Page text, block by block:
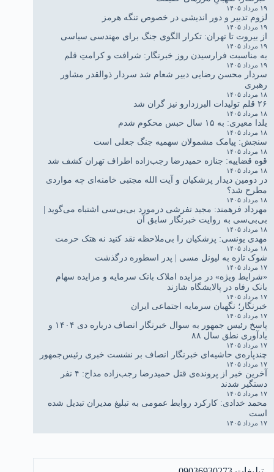
۱۹ مرداد ۱۴۰۵
لزوم تدبیر و دور اندیشی در خصوص تنگه هرمز
۱۹ مرداد ۱۴۰۵
از بیروت تا تهران: تکرار الگوی جنگ برای مهندسی سیاسی
۱۹ مرداد ۱۴۰۵
به مناسبت فرارسیدن روز خبرنگار: شرافت و کرامتِ قلم
۱۹ مرداد ۱۴۰۵
سردار محسن رضایی دبیر شعام شد سردار ذوالقدر مشاور
رهبری
۱۸ مرداد ۱۴۰۵
۲۶ قلم تولیدات البرزدارو نیز گران شد
۱۸ مرداد ۱۴۰۵
یلدا معیری: به ۱۵ سال حبس محکوم شدم
۱۸ مرداد ۱۴۰۵
سنجش: پیامک مشمولان سهمیه جنگ جعلی است
۱۸ مرداد ۱۴۰۵
قوه قضاییه: جنازه حمیدرضا رجب‌زاده اطراف تهران کشف شد
۱۸ مرداد ۱۴۰۵
در دومین دیدار پزشکیان و آیت الله مجتبی خامنه‌ای چه مواردی
مطرح شد؟
۱۸ مرداد ۱۴۰۵
مهرداد فرهمند: مجید تفرشی درمورد بی‌بی‌سی اشتباه می‌گوید |
بی‌بی‌سی به روایت خبرنگار سابق آن
۱۸ مرداد ۱۴۰۵
مهدی یونسی: پزشکیان را بی‌ملاحظه نقد کنید نه هتک حرمت
۱۸ مرداد ۱۴۰۵
شوک تازه به لیونل مسی | پدر اسطوره درگذشت
۱۷ مرداد ۱۴۰۵
«شرایط ویژه» در مزایده املاک بانک سرمایه و مزایده سهام
بانک رفاه در پالایشگاه شازند
۱۷ مرداد ۱۴۰۵
خبرنگار؛ نگهبان سرمایه اجتماعی ایران
۱۷ مرداد ۱۴۰۵
پاسخ رئیس جمهور به سوال خبرنگار انصاف درباره دی ۱۴۰۴ و
یادآوری نطق سال ۸۸
۱۷ مرداد ۱۴۰۵
چندپاره‌ی حاشیه‌ای خبرنگار انصاف بر نشست خبری رئیس‌جمهور
۱۷ مرداد ۱۴۰۵
آخرین خبر از پرونده‌ی قتل حمیدرضا رجب‌زاده مداح: ۴ نفر
دستگیر شدند
۱۷ مرداد ۱۴۰۵
محمد خدادی: کارکرد روابط عمومی به تبلیغ مدیران تبدیل شده
است
۱۷ مرداد ۱۴۰۵